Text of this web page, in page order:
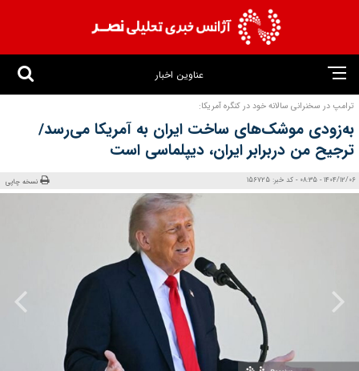
عناوین اخبار
ترامپ در سخنرانی سالانه خود در کنگره آمریکا:
به‌زودی موشک‌های ساخت ایران به آمریکا می‌رسد/
ترجیح من دربرابر ایران، دیپلماسی است
1404/12/06 - 08:35 - کد خبر: 156725 نسخه چاپی